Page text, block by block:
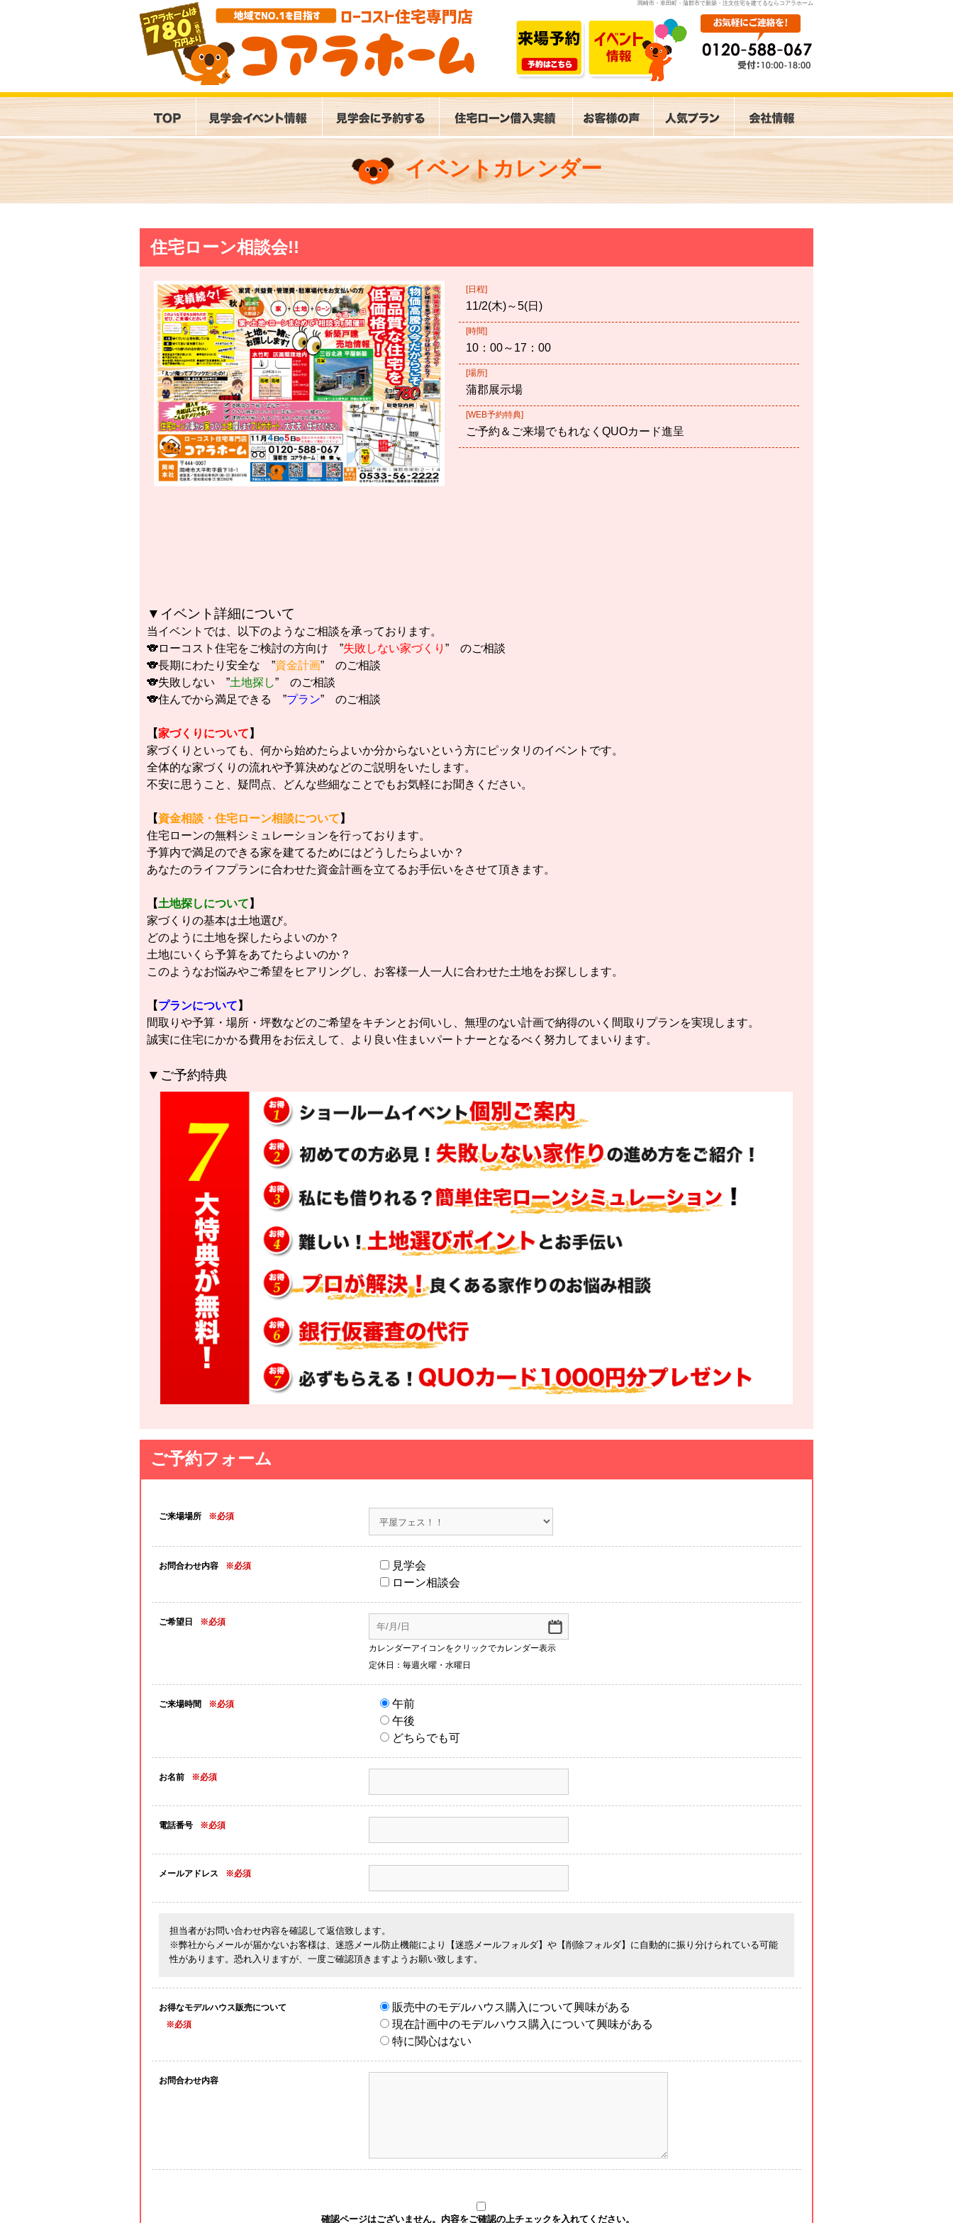
岡崎市・幸田町・蒲郡市で新築・注文住宅を建てるならコアラホーム
イベントカレンダー
住宅ローン相談会!!
[日程]
11/2(木)～5(日)
[時間]
10：00～17：00
[場所]
蒲郡展示場
[WEB予約特典]
ご予約＆ご来場でもれなくQUOカード進呈
▼イベント詳細について
当イベントでは、以下のようなご相談を承っております。
🐨ローコスト住宅をご検討の方向け ”失敗しない家づくり ” のご相談
🐨長期にわたり安全な ”資金計画” のご相談
🐨失敗しない ”土地探し” のご相談
🐨住んでから満足できる ”プラン” のご相談
【家づくりについて 】
家づくりといっても、何から始めたらよいか分からないという方にピッタリのイベントです。
全体的な家づくりの流れや予算決めなどのご説明をいたします。
不安に思うこと、疑問点、どんな些細なことでもお気軽にお聞きください。
【資金相談・住宅ローン相談について 】
住宅ローンの無料シミュレーションを行っております。
予算内で満足のできる家を建てるためにはどうしたらよいか？
あなたのライフプランに合わせた資金計画を立てるお手伝いをさせて頂きます。
【土地探しについて 】
家づくりの基本は土地選び。
どのように土地を探したらよいのか？
土地にいくら予算をあてたらよいのか？
このようなお悩みやご希望をヒアリングし、お客様一人一人に合わせた土地をお探しします。
【プランについて 】
間取りや予算・場所・坪数などのご希望をキチンとお伺いし、無理のない計画で納得のいく間取りプランを実現します。
誠実に住宅にかかる費用をお伝えして、より良い住まいパートナーとなるべく努力してまいります。
▼ご予約特典
ご予約フォーム
ご来場場所 ※必須
お問合わせ内容 ※必須
見学会
ローン相談会
ご希望日 ※必須
カレンダーアイコンをクリックでカレンダー表示
定休日：毎週火曜・水曜日
ご来場時間 ※必須
午前
午後
どちらでも可
お名前 ※必須
電話番号 ※必須
メールアドレス ※必須
担当者がお問い合わせ内容を確認して返信致します。
※弊社からメールが届かないお客様は、迷惑メール防止機能により【迷惑メールフォルダ】や【削除フォルダ】に自動的に振り分けられている可能
性があります。恐れ入りますが、一度ご確認頂きますようお願い致します。
お得なモデルハウス販売について
※必須
販売中のモデルハウス購入について興味がある
現在計画中のモデルハウス購入について興味がある
特に関心はない
お問合わせ内容
確認ページはございません。内容をご確認の上チェックを入れてください。